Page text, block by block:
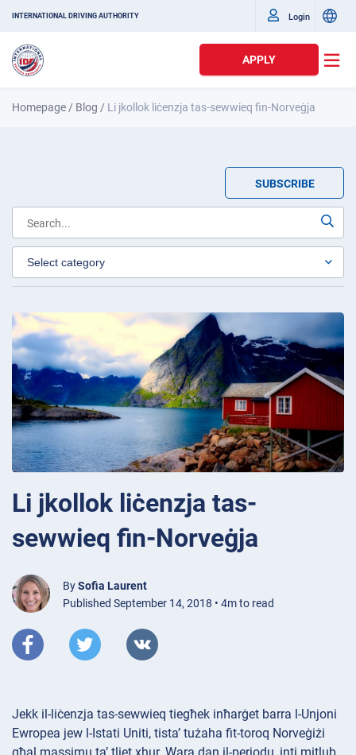
INTERNATIONAL DRIVING AUTHORITY Login
APPLY
Homepage / Blog / Li jkollok liċenzja tas-sewwieq fin-Norveġja
SUBSCRIBE
Li jkollok liċenzja tas-
sewwieq fin-Norveġja
BySofia Laurent
Published September 14, 2018 • 4m to read
Jekk il-liċenzja tas-sewwieq tiegħek inħarġet barra l-Unjoni
Ewropea jew l-Istati Uniti, tista’ tużaha fit-toroq Norveġiżi
għal massimu ta’ tliet xhur. Wara dan il-perjodu, inti mitlub